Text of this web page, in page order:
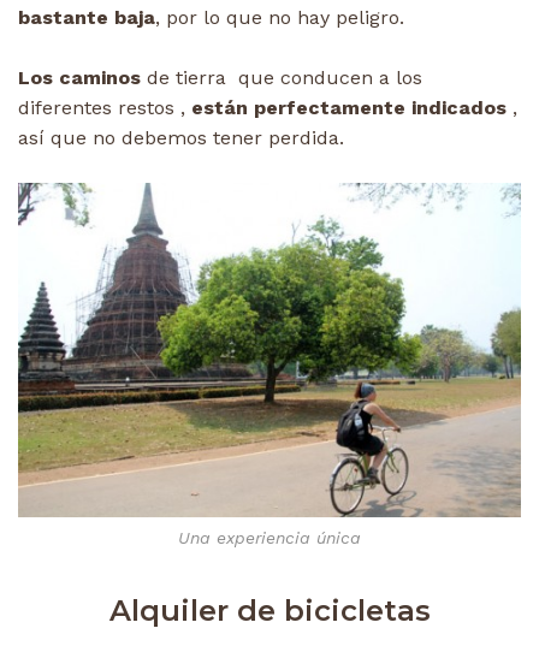
bastante baja, por lo que no hay peligro.
Los caminos de tierra que conducen a los
diferentes restos , están perfectamente indicados ,
así que no debemos tener perdida.
Una experiencia única
Alquiler de bicicletas